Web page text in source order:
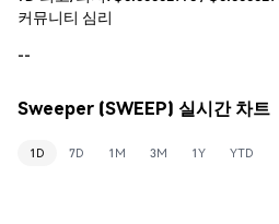
커뮤니티 심리
--
Sweeper (SWEEP) 실시간 차트
1D 7D 1M 3M 1Y YTD